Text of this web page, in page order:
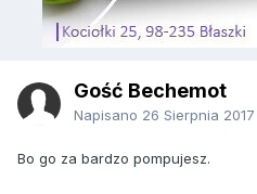
Gość Bechemot
Napisano 26 Sierpnia 2017
Bo go za bardzo pompujesz.